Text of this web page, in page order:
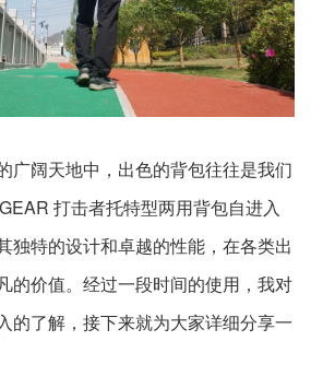
广阔天地中，出色的背包往往是我们
打击者托特型两用背包自进入
独特的设计和卓越的性能，在各类出
的价值。经过一段时间的使用，我对
的了解，接下来就为大家详细分享一